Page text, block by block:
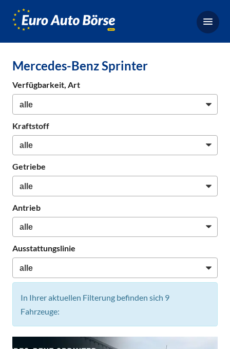
Börse,
für
Neuwagen
Mercedes-Benz Sprinter
Verfügbarkeit, Art
Kraftstoff
Getriebe
Antrieb
Ausstattungslinie
In Ihrer aktuellen Filterung befinden sich 9
Fahrzeuge: